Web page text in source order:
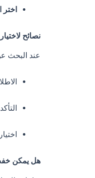
اختر
نصائح
عند البحث
هل يمكن